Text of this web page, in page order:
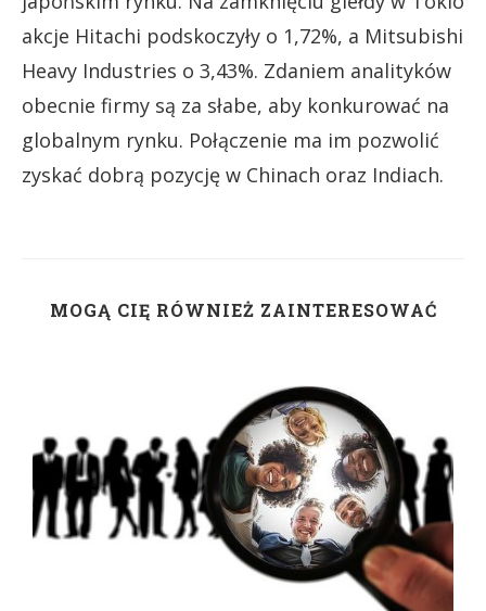
akcje Hitachi podskoczyły o 1,72%, a Mitsubishi
Heavy Industries o 3,43%. Zdaniem analityków
obecnie firmy są za słabe, aby konkurować na
globalnym rynku. Połączenie ma im pozwolić
zyskać dobrą pozycję w Chinach oraz Indiach.
MOGĄ CIĘ RÓWNIEŻ ZAINTERESOWAĆ